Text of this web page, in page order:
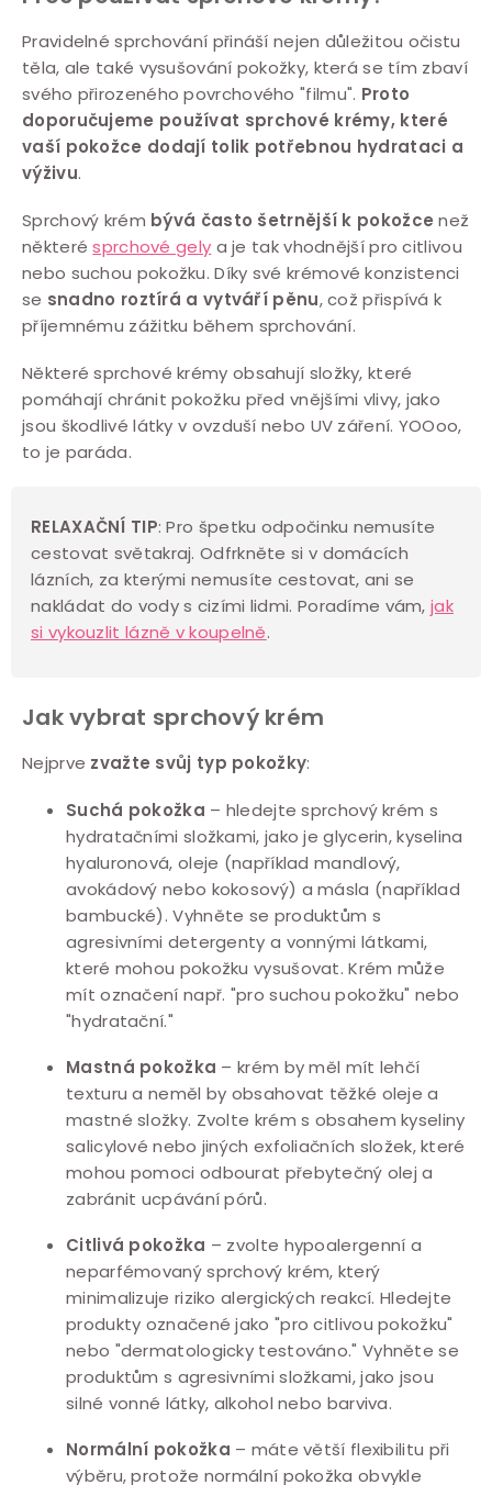
Pravidelné sprchování přináší nejen důležitou očistu
těla, ale také vysušování pokožky, která se tím zbaví
svého přirozeného povrchového "filmu". Proto
doporučujeme používat sprchové krémy, které
vaší pokožce dodají tolik potřebnou hydrataci a
výživu.
Sprchový krém bývá často šetrnější k pokožce než
některésprchové gely a je tak vhodnější pro citlivou
nebo suchou pokožku. Díky své krémové konzistenci
se snadno roztírá a vytváří pěnu, což přispívá k
příjemnému zážitku během sprchování.
Některé sprchové krémy obsahují složky, které
pomáhají chránit pokožku před vnějšími vlivy, jako
jsou škodlivé látky v ovzduší nebo UV záření. YOOoo,
to je paráda.
RELAXAČNÍ TIP: Pro špetku odpočinku nemusíte
cestovat světakraj. Odfrkněte si v domácích
lázních, za kterými nemusíte cestovat, ani se
nakládat do vody s cizími lidmi. Poradíme vám,jak
si vykouzlit lázně v koupelně.
Jak vybrat sprchový krém
Nejprve zvažte svůj typ pokožky:
Suchá pokožka – hledejte sprchový krém s
hydratačními složkami, jako je glycerin, kyselina
hyaluronová, oleje (například mandlový,
avokádový nebo kokosový) a másla (například
bambucké). Vyhněte se produktům s
agresivními detergenty a vonnými látkami,
které mohou pokožku vysušovat. Krém může
mít označení např. "pro suchou pokožku" nebo
"hydratační."
Mastná pokožka – krém by měl mít lehčí
texturu a neměl by obsahovat těžké oleje a
mastné složky. Zvolte krém s obsahem kyseliny
salicylové nebo jiných exfoliačních složek, které
mohou pomoci odbourat přebytečný olej a
zabránit ucpávání pórů.
Citlivá pokožka – zvolte hypoalergenní a
neparfémovaný sprchový krém, který
minimalizuje riziko alergických reakcí. Hledejte
produkty označené jako "pro citlivou pokožku"
nebo "dermatologicky testováno." Vyhněte se
produktům s agresivními složkami, jako jsou
silné vonné látky, alkohol nebo barviva.
Normální pokožka – máte větší flexibilitu při
výběru, protože normální pokožka obvykle